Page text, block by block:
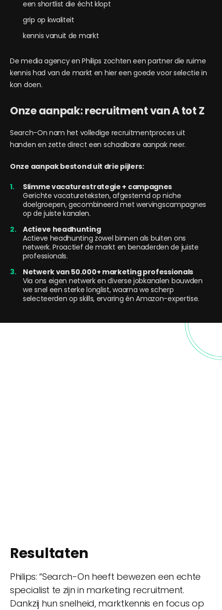
een shortlist die écht klopt
grip op kwaliteit
kennis vanuit de markt
De media agency en Philips zochten een partner die ruime
kennis had van de markt en hier een goede voor selectie in
kon doen.
Onze aanpak: recruitment van A tot Z
Search-On nam het volledige recruitmentproces uit
handen en zette direct een schaalbare aanpak neer.
Onze aanpak bestond uit drie pijlers:
Slimme vacaturestrategie + campagnes
Gerichte vacatureteksten, afgestemd op niche
doelgroepen, gecombineerd met wervingscampagnes
op de juiste kanalen.
Actieve headhunting
Actieve headhunting zowel binnen als buiten ons
netwerk. Proactief de markt en benaderden de juiste
professionals.
Netwerk van 50.000+ marketing professionals
Via ons eigen netwerk en diverse jobkanalen bouwden
we snel een sterke longlist, waarna we scherp
selecteerden op skills, ervaring én Amazon-expertise.
Resultaten
Philips: “Search-On heeft bewezen een echte
specialist te zijn in marketing recruitment.
Dankzij hun snelheid, marktkennis en focus op